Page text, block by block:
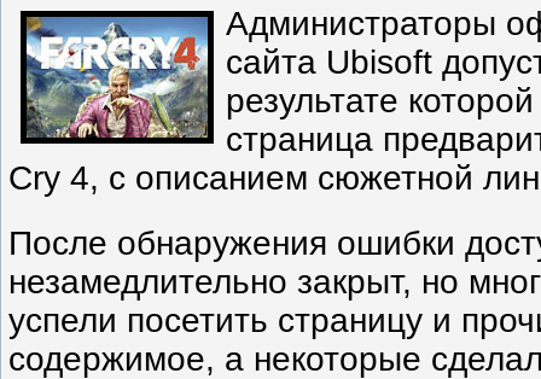
Администраторы
сайта Ubisoft
результате
страница
Cry 4, с описанием сюжетной
После обнаружения ошибки
незамедлительно закрыт, но
успели посетить страницу и
содержимое, а некоторые